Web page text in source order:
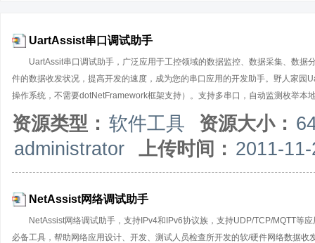
UartAssist串口调试助手
UartAssit串口调试助手，广泛应用于工控领域的数据监控、数据采集、数
件的数据收发状况，提高开发的速度，成为您的串口应用的开发助手。野人家
操作系统，不需要dotNetFramework框架支持）。支持多串口，自动监测枚举
非标准波特率）；支持各种软/硬件流控设置；支持对串口DCD、DTR、DSR、
的数据可以在16进制和AscII码之间任意转换；可以自动发送校验位，支持多种
规则，实现指令自动应答/回复功能；支持间隔发送，循环发送，批处理发送，
资源类型： 软件工具 资源大小：
administrator
上传时间： 2011-
NetAssist网络调试助手
NetAssist网络调试助手，支持IPv4和IPv6协议族，支持UDP/TCP/MQTT等
必备工具，帮助网络应用设计、开发、测试人员检查所开发的软/硬件网络数据